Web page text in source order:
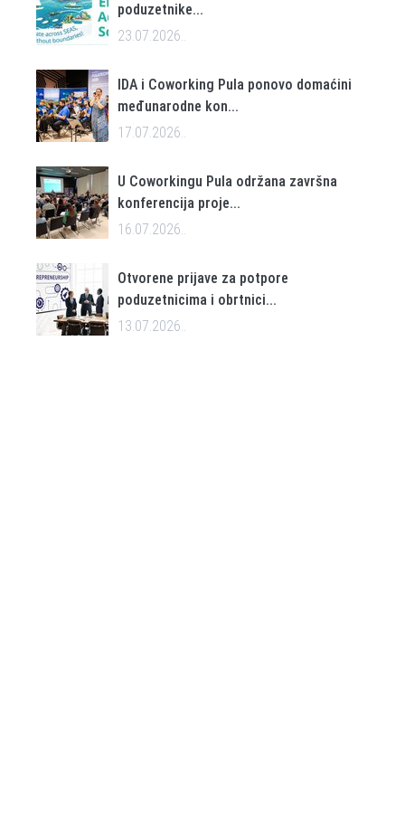
poduzetnike...
23.07.2026..
IDA i Coworking Pula ponovo domaćini
međunarodne kon...
17.07.2026..
U Coworkingu Pula održana završna
konferencija proje...
16.07.2026..
Otvorene prijave za potpore
poduzetnicima i obrtnici...
13.07.2026..